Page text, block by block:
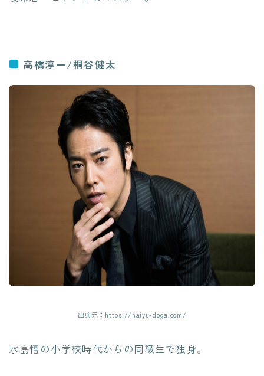
高橋淳一/桐谷健太
出典元：https://haiyu-doga.com/
水島悟の小学校時代からの同級生で独身。